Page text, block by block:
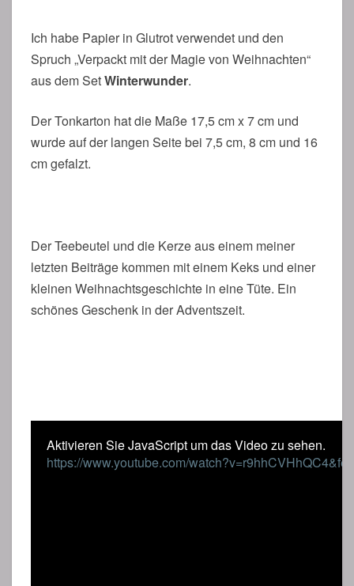
Ich habe Papier in Glutrot verwendet und den
Spruch „Verpackt mit der Magie von Weihnachten“
aus dem SetWinterwunder.
Der Tonkarton hat die Maße 17,5 cm x 7 cm und
wurde auf der langen Seite bei 7,5 cm, 8 cm und 16
cm gefalzt.
Der Teebeutel und die Kerze aus einem meiner
letzten Beiträge kommen mit einem Keks und einer
kleinen Weihnachtsgeschichte in eine Tüte. Ein
schönes Geschenk in der Adventszeit.
Aktivieren Sie JavaScript um das Video zu sehen.
https://www.youtube.com/